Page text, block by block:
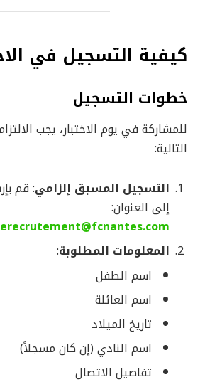
كيفية التسجيل في
خطوات التسجيل
للمشاركة في يوم الاختبار، يجب
التالية:
التسجيل المسبق إلزامي: قم
إلى العنوان:
المعلومات المطلوبة:
اسم الطفل
اسم العائلة
تاريخ الميلاد
اسم النادي (إن كان مسجلاً)
تفاصيل الاتصال